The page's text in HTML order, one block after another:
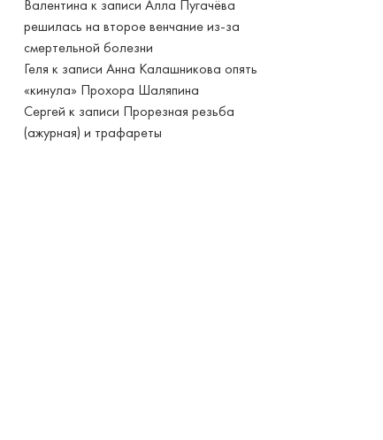
Валентина к записиАлла Пугачёва
решилась на второе венчание из-за
смертельной болезни
Геля к записиАнна Калашникова опять
«кинула» Прохора Шаляпина
Сергей к записи Прорезная резьба
(ажурная) и трафареты